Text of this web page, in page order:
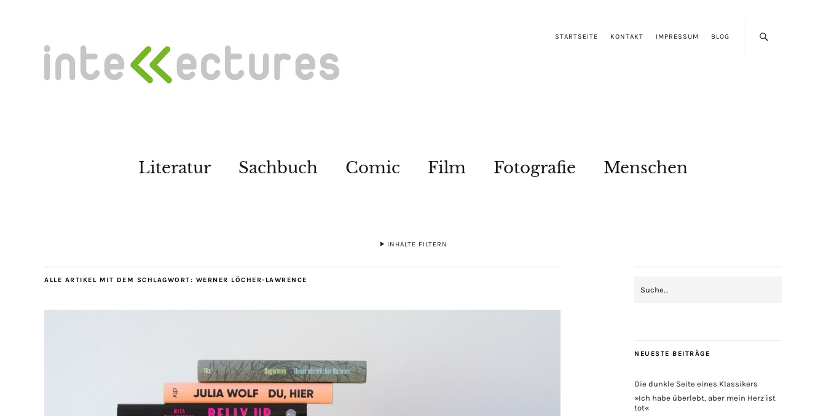
STARTSEITE KONTAKT IMPRESSUM BLOG
Literatur Sachbuch Comic Film Fotografie Menschen
INHALTE FILTERN
ALLE ARTIKEL MIT DEM SCHLAGWORT: WERNER LÖCHER-LAWRENCE
NEUESTE BEITRÄGE
Die dunkle Seite eines Klassikers
»Ich habe überlebt, aber mein Herz ist
tot«